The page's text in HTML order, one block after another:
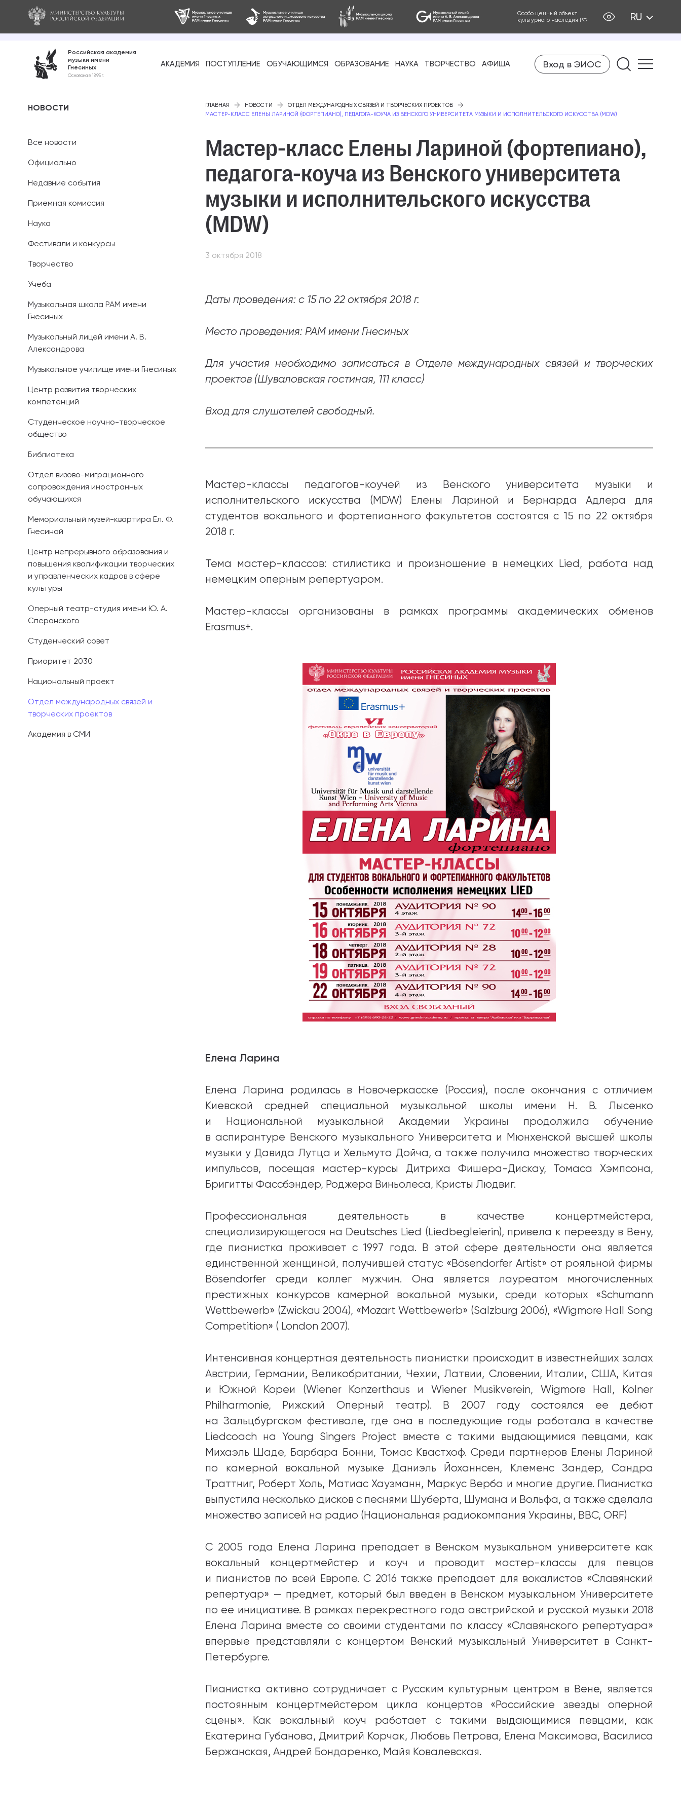
Особо ценный объект
культурного наследия РФ
RU
Российская академия
музыки имени
Гнесиных
Основана в 1895 г.
АКАДЕМИЯ ПОСТУПЛЕНИЕ ОБУЧАЮЩИМСЯ ОБРАЗОВАНИЕ НАУКА ТВОРЧЕСТВО АФИША Вход в ЭИОС
Найти на
Бакалавриат
Магистратура
Ассистентура-стажировка
Аспирантура
Дополнительное образование
Личный кабинет абитуриента
предыдущего года
Контакты приемной комиссии
НОВОСТИ
Все новости
Официально
Недавние события
Приемная комиссия
Наука
Фестивали и конкурсы
Творчество
Учеба
Музыкальная школа РАМ имени
Гнесиных
Музыкальный лицей имени А. В.
Александрова
Музыкальное училище имени Гнесиных
Центр развития творческих
компетенций
Студенческое научно-творческое
общество
Библиотека
Отдел визово-миграционного
сопровождения иностранных
обучающихся
Мемориальный музей-квартира Ел. Ф.
Гнесиной
Центр непрерывного образования и
повышения квалификации творческих
и управленческих кадров в сфере
культуры
Оперный театр-студия имени Ю. А.
Сперанского
Студенческий совет
Приоритет 2030
Национальный проект
Отдел международных связей и
творческих проектов
Академия в СМИ
ГЛАВНАЯ НОВОСТИ
ОТДЕЛ МЕЖДУНАРОДНЫХ СВЯЗЕЙ И ТВОРЧЕСКИХ ПРОЕКТОВ
МАСТЕР-КЛАСС ЕЛЕНЫ ЛАРИНОЙ (ФОРТЕПИАНО), ПЕДАГОГА-КОУЧА ИЗ ВЕНСКОГО УНИВЕРСИТЕТА МУЗЫКИ И ИСПОЛНИТЕЛЬСКОГО ИСКУССТВА (MDW)
Мастер-класс Елены Лариной (фортепиано),
педагога-коуча из Венского университета
музыки и исполнительского искусства
(MDW)
3 октября 2018
Даты проведения: с 15 по 22 октября 2018 г.
Место проведения: РАМ имени Гнесиных
Для участия необходимо записаться в Отделе международных связей и творческих
проектов (Шуваловская гостиная, 111 класс)
Вход для слушателей свободный.
Мастер-классы педагогов-коучей из Венского университета музыки и
исполнительского искусства (MDW) Елены Лариной и Бернарда Адлера для
студентов вокального и фортепианного факультетов состоятся с 15 по 22 октября
2018 г.
Тема мастер-классов: стилистика и произношение в немецких Lied, работа над
немецким оперным репертуаром.
Мастер-классы организованы в рамках программы академических обменов
Erasmus+.
Елена Ларина
Елена Ларина родилась в Новочеркасске (Россия), после окончания с отличием
Киевской средней специальной музыкальной школы имени Н. В. Лысенко
и Национальной музыкальной Академии Украины продолжила обучение
в аспирантуре Венского музыкального Университета и Мюнхенской высшей школы
музыки у Давида Лутца и Хельмута Дойча, а также получила множество творческих
импульсов, посещая мастер-курсы Дитриха Фишера-Дискау, Томаса Хэмпсона,
Бригитты Фассбэндер, Роджера Виньолеса, Кристы Людвиг.
Профессиональная деятельность в качестве концертмейстера,
специализирующегося на Deutsches Lied (Liedbegleierin), привела к переезду в Вену,
где пианистка проживает с 1997 года. В этой сфере деятельности она является
единственной женщиной, получившей статус «Bösendorfer Artist» от рояльной фирмы
Bösendorfer среди коллег мужчин. Она является лауреатом многочисленных
престижных конкурсов камерной вокальной музыки, среди которых «Schumann
Wettbewerb» (Zwickau 2004), «Mozart Wettbewerb» (Salzburg 2006), «Wigmore Hall Song
Competition» ( London 2007).
Интенсивная концертная деятельность пианистки происходит в известнейших залах
Австрии, Германии, Великобритании, Чехии, Латвии, Словении, Италии, США, Китая
и Южной Кореи (Wiener Konzerthaus и Wiener Musikverein, Wigmore Hall, Kölner
Philharmonie, Рижский Оперный театр). В 2007 году состоялся ее дебют
на Зальцбургском фестивале, где она в последующие годы работала в качестве
Liedcoach на Young Singers Project вместе с такими выдающимися певцами, как
Михаэль Шаде, Барбара Бонни, Томас Квастхоф. Среди партнеров Елены Лариной
по камерной вокальной музыке Даниэль Йоханнсен, Клеменс Зандер, Сандра
Траттниг, Роберт Холь, Матиас Хаузманн, Маркус Верба и многие другие. Пианистка
выпустила несколько дисков с песнями Шуберта, Шумана и Вольфа, а также сделала
множество записей на радио (Национальная радиокомпания Украины, BBC, ORF)
С 2005 года Елена Ларина преподает в Венском музыкальном университете как
вокальный концертмейстер и коуч и проводит мастер-классы для певцов
и пианистов по всей Европе. C 2016 также преподает для вокалистов «Славянский
репертуар» — предмет, который был введен в Венском музыкальном Университете
по ее инициативе. В рамках перекрестного года австрийской и русской музыки 2018
Елена Ларина вместе со своими студентами по классу «Славянского репертуара»
впервые представляли с концертом Венский музыкальный Университет в Санкт-
Петербурге.
Пианистка активно сотрудничает с Русским культурным центром в Вене, является
постоянным концертмейстером цикла концертов «Российские звезды оперной
сцены». Как вокальный коуч работает с такими выдающимися певцами, как
Екатерина Губанова, Дмитрий Корчак, Любовь Петрова, Елена Максимова, Василиса
Бержанская, Андрей Бондаренко, Майя Ковалевская.